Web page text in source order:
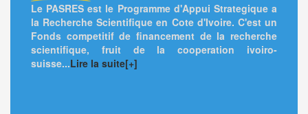
Le PASRES est le Programme d'Appui Strategique a
la Recherche Scientifique en Cote d'Ivoire. C'est un
Fonds competitif de financement de la recherche
scientifique, fruit de la cooperation ivoiro-
suisse...Lire la suite[+]